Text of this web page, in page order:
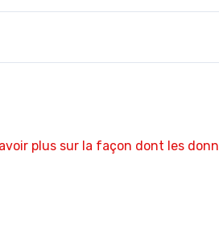
plus sur la façon dont les